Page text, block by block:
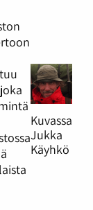
Kuvassa
Jukka
Käyhkö